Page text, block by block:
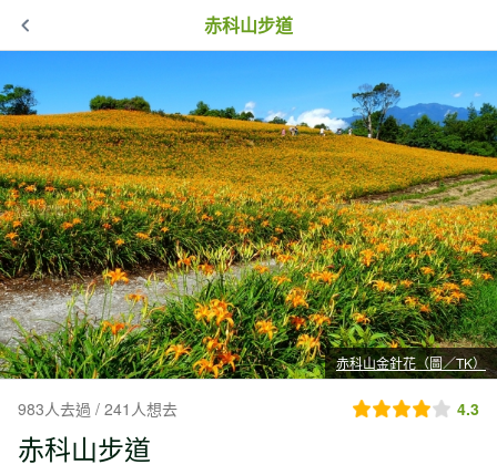
赤科山步道
赤科山金針花（圖／TK）
983人去過 / 241人想去 4.3
赤科山步道